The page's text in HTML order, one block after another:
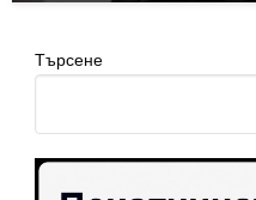
Търсене